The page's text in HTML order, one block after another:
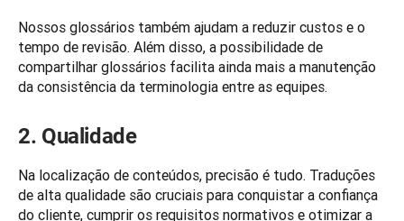
Nossos glossários também ajudam a reduzir custos e o
tempo de revisão. Além disso, a possibilidade de
compartilhar glossários facilita ainda mais a manutenção
2. Qualidade
Na localização de conteúdos, precisão é tudo. Traduções
de alta qualidade são cruciais para conquistar a confiança
do cliente, cumprir os requisitos normativos e otimizar a